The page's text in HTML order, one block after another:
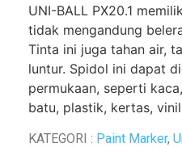
UNI-BALL PX20.1
tidak mengandung
Tinta ini juga tahan air,
luntur. Spidol ini dapat
permukaan, seperti
batu, plastik, kertas,
KATEGORI : Paint Marker,